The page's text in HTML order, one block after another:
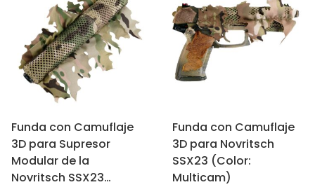
Funda con Camuflaje
3D para Supresor
Modular de la
Novritsch SSX23
Funda con Camuflaje
3D para Novritsch
SSX23 (Color:
Multicam)